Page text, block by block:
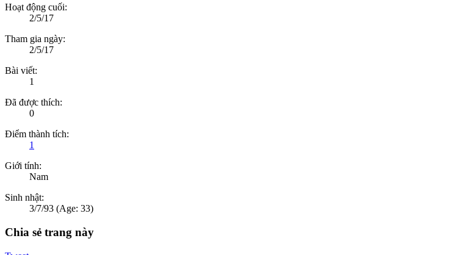
Hoạt động cuối:
2/5/17
Tham gia ngày:
2/5/17
Bài viết:
1
Đã được thích:
0
Điểm thành tích:
1
Giới tính:
Nam
Sinh nhật:
3/7/93 (Age: 33)
Chia sẻ trang này